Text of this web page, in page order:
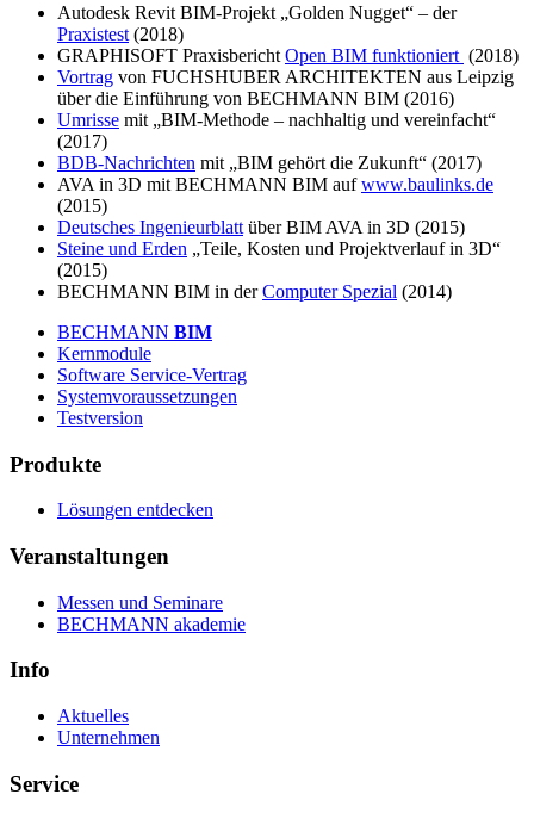
Autodesk Revit BIM-Projekt „Golden Nugget“ – der
Praxistest (2018)
GRAPHISOFT Praxisbericht Open BIM funktioniert (2018)
Vortrag von FUCHSHUBER ARCHITEKTEN aus Leipzig
über die Einführung von BECHMANN BIM (2016)
Umrisse mit „BIM-Methode – nachhaltig und vereinfacht“
(2017)
BDB-Nachrichten mit „BIM gehört die Zukunft“ (2017)
AVA in 3D mit BECHMANN BIM aufwww.baulinks.de
(2015)
Deutsches Ingenieurblatt über BIM AVA in 3D (2015)
Steine und Erden „Teile, Kosten und Projektverlauf in 3D“
(2015)
BECHMANN BIM in derComputer Spezial (2014)
BECHMANN BIM
Kernmodule
Software Service-Vertrag
Systemvoraussetzungen
Testversion
Produkte
Lösungen entdecken
Veranstaltungen
Messen und Seminare
BECHMANN akademie
Info
Aktuelles
Unternehmen
Service